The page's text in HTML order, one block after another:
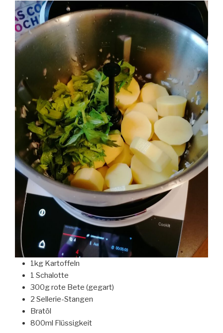
1kg Kartoffeln
1 Schalotte
300g rote Bete (gegart)
2 Sellerie-Stangen
Bratöl
800ml Flüssigkeit